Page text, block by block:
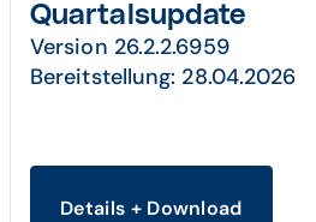
Quartalsupdate
Version 26.2.2.6959
Bereitstellung: 28.04.2026
Details + Download